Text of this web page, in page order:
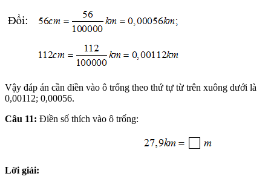
Vậy đáp án cần điền vào ô trống theo thứ tự từ trên xuông dưới là
0,00112; 0,00056.
Câu 11: Điền số thích vào ô trống:
Lời giải: